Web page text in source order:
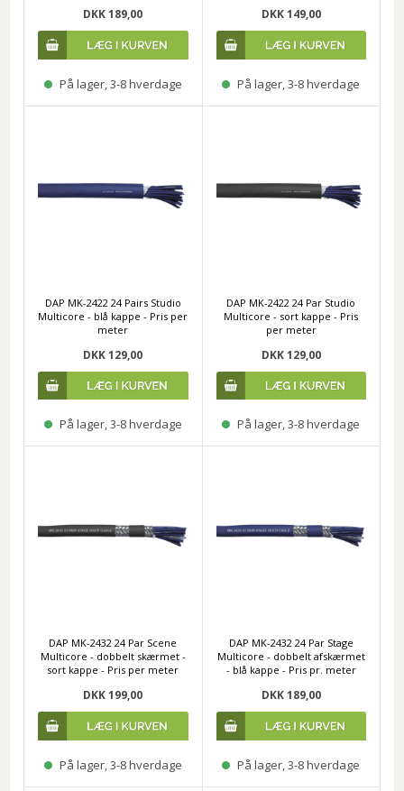
DKK 189,00
På lager, 3-8 hverdage
DKK 149,00
På lager, 3-8 hverdage
DAP MK-2422 24 Pairs Studio
Multicore - blå kappe - Pris per
meter
DKK 129,00
På lager, 3-8 hverdage
DAP MK-2422 24 Par Studio
Multicore - sort kappe - Pris
per meter
DKK 129,00
På lager, 3-8 hverdage
DAP MK-2432 24 Par Scene
Multicore - dobbelt skærmet -
sort kappe - Pris per meter
DKK 199,00
På lager, 3-8 hverdage
DAP MK-2432 24 Par Stage
Multicore - dobbelt afskærmet
- blå kappe - Pris pr. meter
DKK 189,00
På lager, 3-8 hverdage